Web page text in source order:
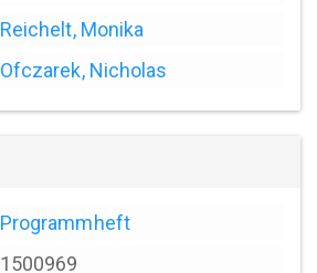
Reichelt, Monika
Ofczarek, Nicholas
Programmheft
1500969